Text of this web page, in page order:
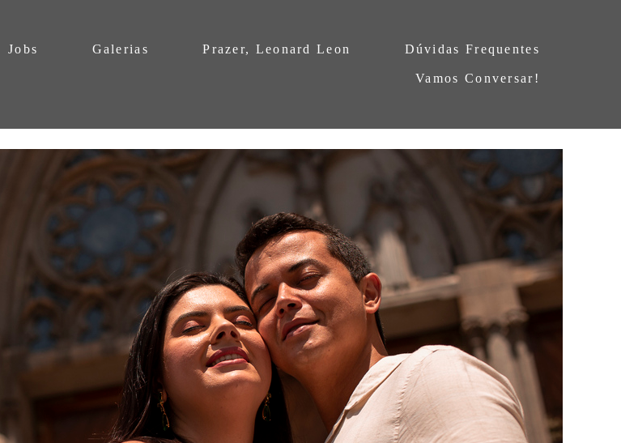
Jobs Galerias Prazer, Leonard Leon Dúvidas Frequentes
Vamos Conversar!